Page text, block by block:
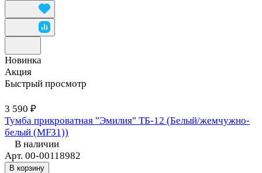
Новинка
Акция
Быстрый просмотр
3 590 ₽
Тумба прикроватная "Эмилия" ТБ-12 (Белый/жемчужно-
белый (MF31))
В наличии
Арт. 00-00118982
В корзину